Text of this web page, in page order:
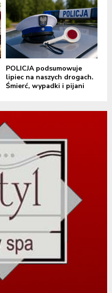
POLICJA podsumowuje
lipiec na naszych drogach.
Śmierć, wypadki i pijani